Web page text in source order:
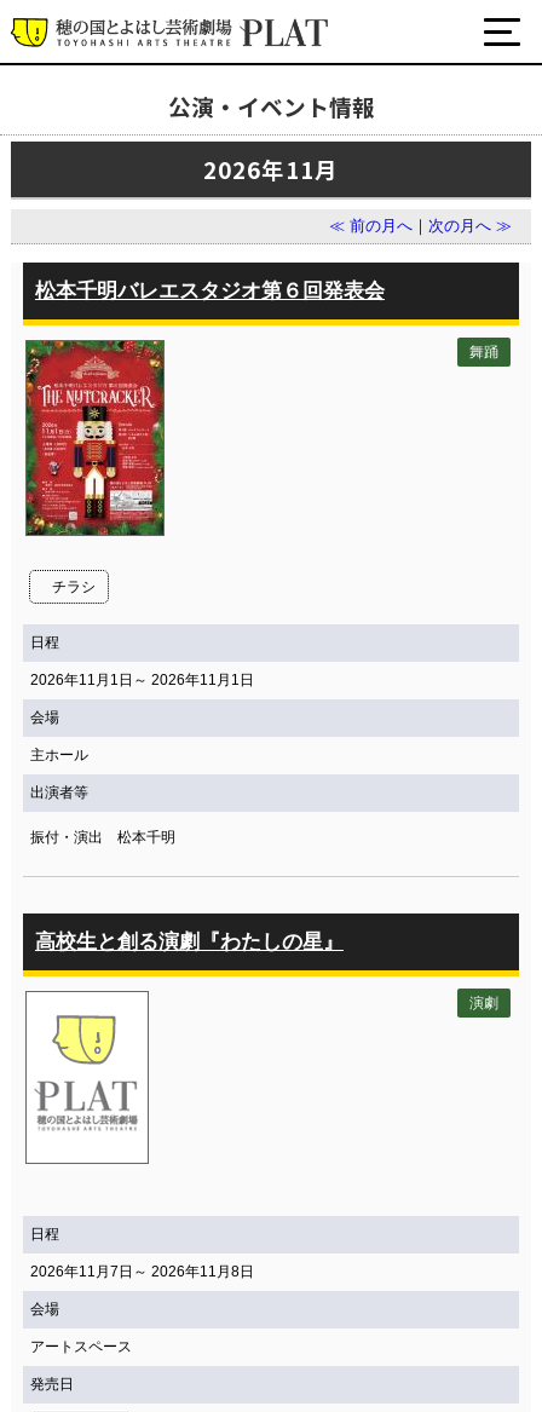
公式SNS
アクセシビリティ/
サービス
座席表
プラットニュース
交通アクセス
公演・イベント情報
2026年11月
≪ 前の月へ ｜次の月へ ≫
松本千明バレエスタジオ第６回発表会
チラシ
舞踊
日程
2026年11月1日～ 2026年11月1日
会場
主ホール
出演者等
振付・演出 松本千明
高校生と創る演劇『わたしの星』
演劇
日程
2026年11月7日～ 2026年11月8日
会場
アートスペース
発売日
最新の公演・イベント情報
演劇・ダンス・音楽など
イベント
プラットについて
チケット・座席表・鑑賞サポートなど
施設の利用について
サポート